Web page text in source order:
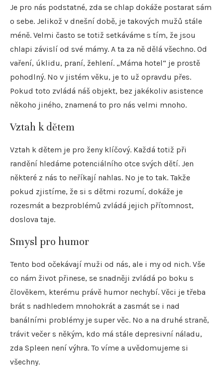
Je pro nás podstatné, zda se chlap dokáže postarat sám
o sebe. Jelikož v dnešní době, je takových mužů stále
méně. Velmi často se totiž setkáváme s tím, že jsou
chlapi závislí od své mámy. A ta za ně dělá všechno. Od
vaření, úklidu, praní, žehlení. „Máma hotel“ je prostě
pohodlný. No v jistém věku, je to už opravdu přes.
Pokud toto zvládá náš objekt, bez jakékoliv asistence
někoho jiného, ​​znamená to pro nás velmi mnoho.
Vztah k dětem
Vztah k dětem je pro ženy klíčový. Každá totiž při
randění hledáme potenciálního otce svých dětí. Jen
některé z nás to neříkají nahlas. No je to tak. Takže
pokud zjistíme, že si s dětmi rozumí, dokáže je
rozesmát a bezproblémů zvládá jejich přítomnost,
doslova taje.
Smysl pro humor
Tento bod očekávají muži od nás, ale i my od nich. Vše
co nám život přinese, se snadněji zvládá po boku s
člověkem, kterému právě humor nechybí. Věci je třeba
brát s nadhledem mnohokrát a zasmát se i nad
banálními problémy je super věc. No a na druhé straně,
trávit večer s někým, kdo má stále depresivní náladu,
zda Spleen není výhra. To víme a uvědomujeme si
všechny.